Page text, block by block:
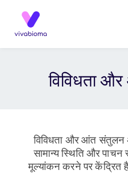
विविधता
विविधता और आंत संतुलन
सामान्य स्थिति और
मूल्यांकन करने पर केंद्रित